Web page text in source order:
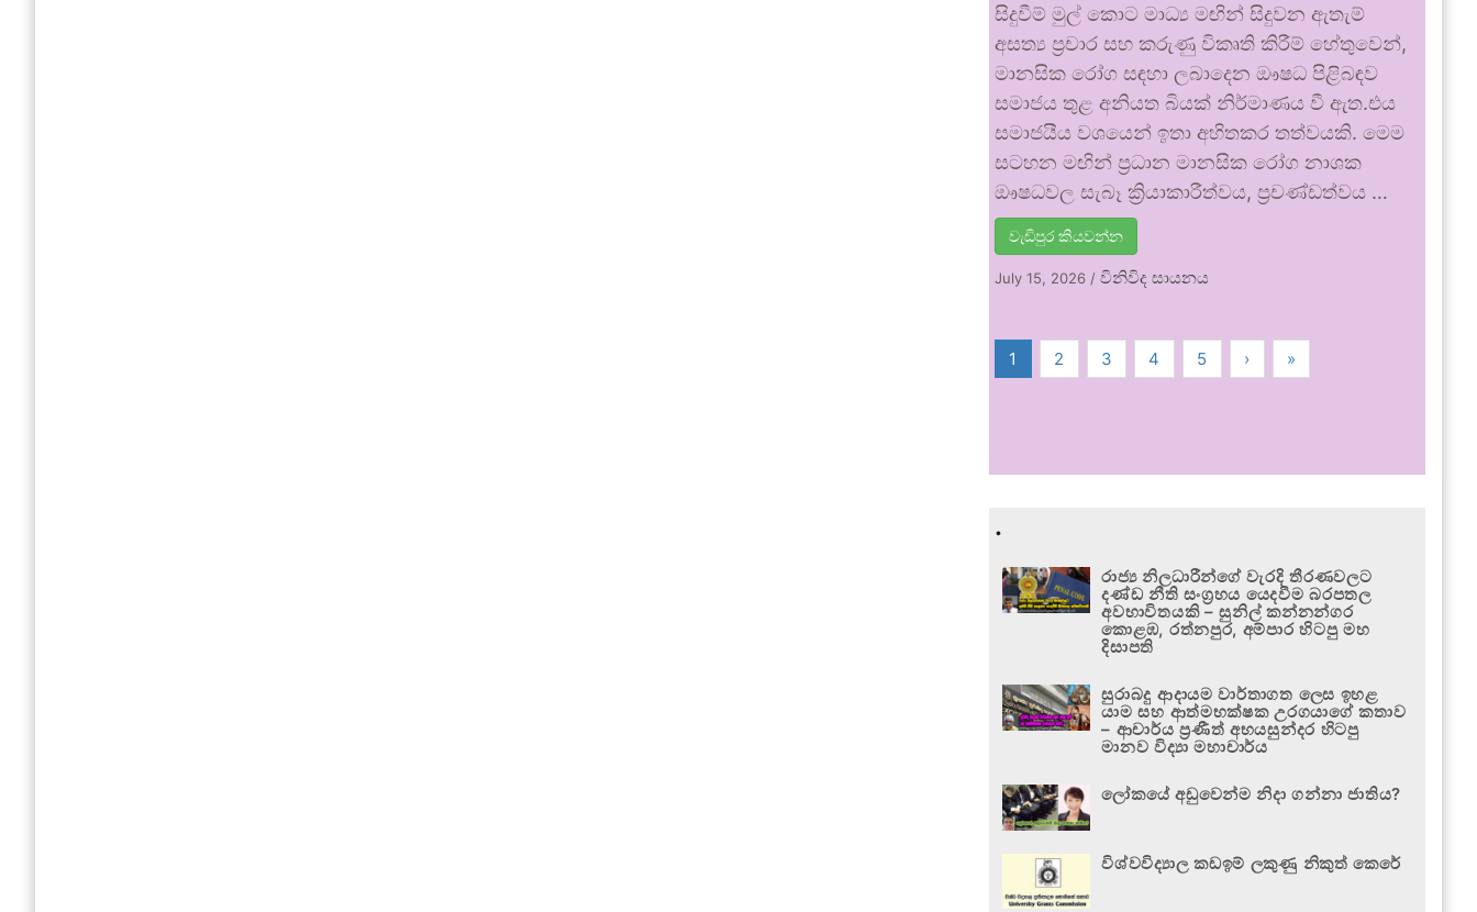
සිදුවීම් මුල් කොට මාධ්‍ය මඟින් සිදුවන ඇතැම්
අසත්‍ය ප්‍රචාර සහ කරුණු විකෘති කිරීම් හේතුවෙන්,
මානසික රෝග සඳහා ලබාදෙන ඖෂධ පිළිබඳව
සමාජය තුළ අනියත බියක් නිර්මාණය වී ඇත.එය
සමාජයීය වශයෙන් ඉතා අහිතකර තත්වයකි. මෙම
සටහන මඟින් ප්‍රධාන මානසික රෝග නාශක
ඖෂධවල සැබෑ ක්‍රියාකාරීත්වය, ප්‍රචණ්ඩත්වය …
වැඩිපුර කියවන්න
July 15, 2026 /විනිවිද සායනය
1 2 3 4 5 › »
.
රාජ්‍ය නිලධාරීන්ගේ වැරදි තීරණවලට
දණ්ඩ නීති සංග්‍රහය යෙදවීම බරපතල
අවභාවිතයකි – සුනිල් කන්නන්ගර
කොළඹ, රත්නපුර, අම්පාර හිටපු මහ
දිසාපති
සුරාබදු ආදායම වාර්තාගත ලෙස ඉහළ
යාම සහ ආත්මභක්ෂක උරගයාගේ කතාව
– ආචාර්ය ප්‍රණීත් අභයසුන්දර හිටපු
මානව විද්‍යා මහාචාර්ය
ලෝකයේ අඩුවෙන්ම නිදා ගන්නා ජාතිය?
විශ්වවිද්‍යාල කඩඉම් ලකුණු නිකුත් කෙරේ